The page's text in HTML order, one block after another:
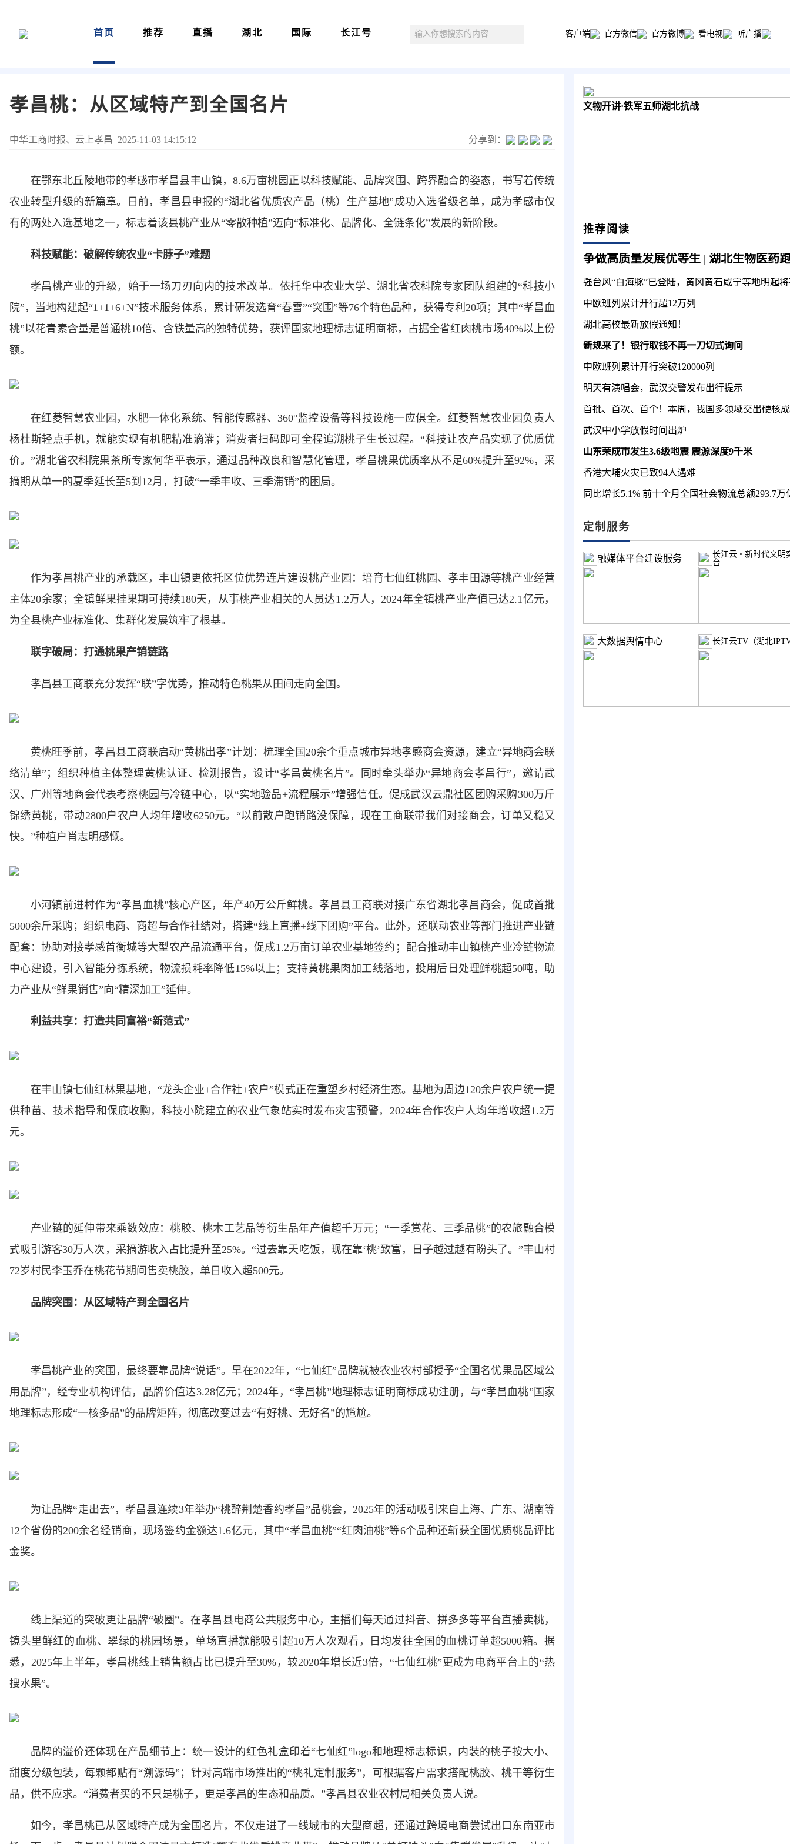
首页 推荐 直播 湖北 国际 长江号 客户端 官方微信 官方微博 看电视 听广播
孝昌桃：从区域特产到全国名片
中华工商时报、云上孝昌 2025-11-03 14:15:12 分享到：
在鄂东北丘陵地带的孝感市孝昌县丰山镇，8.6万亩桃园正以科技赋能、品牌突围、跨界融合的姿态，书写着传统
农业转型升级的新篇章。日前，孝昌县申报的“湖北省优质农产品（桃）生产基地”成功入选省级名单，成为孝感市仅
有的两处入选基地之一，标志着该县桃产业从“零散种植”迈向“标准化、品牌化、全链条化”发展的新阶段。
科技赋能：破解传统农业“卡脖子”难题
孝昌桃产业的升级，始于一场刀刃向内的技术改革。依托华中农业大学、湖北省农科院专家团队组建的“科技小
院”，当地构建起“1+1+6+N”技术服务体系，累计研发选育“春雪”“突围”等76个特色品种，获得专利20项；其中“孝昌血
桃”以花青素含量是普通桃10倍、含铁量高的独特优势，获评国家地理标志证明商标，占据全省红肉桃市场40%以上份
额。
在红菱智慧农业园，水肥一体化系统、智能传感器、360°监控设备等科技设施一应俱全。红菱智慧农业园负责人
杨杜斯轻点手机，就能实现有机肥精准滴灌；消费者扫码即可全程追溯桃子生长过程。“科技让农产品实现了优质优
价。”湖北省农科院果茶所专家何华平表示，通过品种改良和智慧化管理，孝昌桃果优质率从不足60%提升至92%，采
摘期从单一的夏季延长至5到12月，打破“一季丰收、三季滞销”的困局。
作为孝昌桃产业的承载区，丰山镇更依托区位优势连片建设桃产业园：培育七仙红桃园、孝丰田源等桃产业经营
主体20余家；全镇鲜果挂果期可持续180天，从事桃产业相关的人员达1.2万人，2024年全镇桃产业产值已达2.1亿元，
为全县桃产业标准化、集群化发展筑牢了根基。
联字破局：打通桃果产销链路
孝昌县工商联充分发挥“联”字优势，推动特色桃果从田间走向全国。
黄桃旺季前，孝昌县工商联启动“黄桃出孝”计划：梳理全国20余个重点城市异地孝感商会资源，建立“异地商会联
络清单”；组织种植主体整理黄桃认证、检测报告，设计“孝昌黄桃名片”。同时牵头举办“异地商会孝昌行”，邀请武
汉、广州等地商会代表考察桃园与冷链中心，以“实地验品+流程展示”增强信任。促成武汉云鼎社区团购采购300万斤
锦绣黄桃，带动2800户农户人均年增收6250元。“以前散户跑销路没保障，现在工商联带我们对接商会，订单又稳又
快。”种植户肖志明感慨。
小河镇前进村作为“孝昌血桃”核心产区，年产40万公斤鲜桃。孝昌县工商联对接广东省湖北孝昌商会，促成首批
5000余斤采购；组织电商、商超与合作社结对，搭建“线上直播+线下团购”平台。此外，还联动农业等部门推进产业链
配套：协助对接孝感首衡城等大型农产品流通平台，促成1.2万亩订单农业基地签约；配合推动丰山镇桃产业冷链物流
中心建设，引入智能分拣系统，物流损耗率降低15%以上；支持黄桃果肉加工线落地，投用后日处理鲜桃超50吨，助
力产业从“鲜果销售”向“精深加工”延伸。
利益共享：打造共同富裕“新范式”
在丰山镇七仙红林果基地，“龙头企业+合作社+农户”模式正在重塑乡村经济生态。基地为周边120余户农户统一提
供种苗、技术指导和保底收购，科技小院建立的农业气象站实时发布灾害预警，2024年合作农户人均年增收超1.2万
元。
产业链的延伸带来乘数效应：桃胶、桃木工艺品等衍生品年产值超千万元；“一季赏花、三季品桃”的农旅融合模
式吸引游客30万人次，采摘游收入占比提升至25%。“过去靠天吃饭，现在靠‘桃’致富，日子越过越有盼头了。”丰山村
72岁村民李玉乔在桃花节期间售卖桃胶，单日收入超500元。
品牌突围：从区域特产到全国名片
孝昌桃产业的突围，最终要靠品牌“说话”。早在2022年，“七仙红”品牌就被农业农村部授予“全国名优果品区域公
用品牌”，经专业机构评估，品牌价值达3.28亿元；2024年，“孝昌桃”地理标志证明商标成功注册，与“孝昌血桃”国家
地理标志形成“一核多品”的品牌矩阵，彻底改变过去“有好桃、无好名”的尴尬。
为让品牌“走出去”，孝昌县连续3年举办“桃醉荆楚香约孝昌”品桃会，2025年的活动吸引来自上海、广东、湖南等
12个省份的200余名经销商，现场签约金额达1.6亿元，其中“孝昌血桃”“红肉油桃”等6个品种还斩获全国优质桃品评比
金奖。
线上渠道的突破更让品牌“破圈”。在孝昌县电商公共服务中心，主播们每天通过抖音、拼多多等平台直播卖桃，
镜头里鲜红的血桃、翠绿的桃园场景，单场直播就能吸引超10万人次观看，日均发往全国的血桃订单超5000箱。据
悉，2025年上半年，孝昌桃线上销售额占比已提升至30%，较2020年增长近3倍，“七仙红桃”更成为电商平台上的“热
搜水果”。
品牌的溢价还体现在产品细节上：统一设计的红色礼盒印着“七仙红”logo和地理标志标识，内装的桃子按大小、
甜度分级包装，每颗都贴有“溯源码”；针对高端市场推出的“桃礼定制服务”，可根据客户需求搭配桃胶、桃干等衍生
品，供不应求。“消费者买的不只是桃子，更是孝昌的生态和品质。”孝昌县农业农村局相关负责人说。
如今，孝昌桃已从区域特产成为全国名片，不仅走进了一线城市的大型商超，还通过跨境电商尝试出口东南亚市
文物开讲·铁军五师湖北抗战
推荐阅读
中欧班列累计开行超12万列
湖北高校最新放假通知！
新规来了！银行取钱不再一刀切式询问
中欧班列累计开行突破120000列
明天有演唱会，武汉交警发布出行提示
首批、首次、首个！本周，我国多领域交出硬核
武汉中小学放假时间出炉
山东荣成市发生3.6级地震 震源深度9千米
香港大埔火灾已致94人遇难
同比增长5.1% 前十个月全国社会物流总额293.7万
定制服务
融媒体平台建设服务
长江云 • 新时代文明
台
大数据舆情中心 长江云TV（湖北